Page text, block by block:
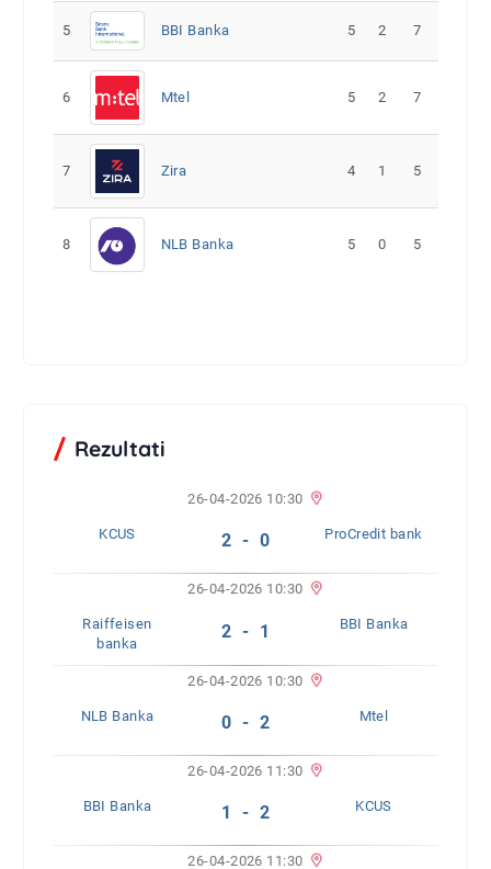
5 BBI Banka 5 2 7
6 Mtel 5 2 7
7 Zira 4 1 5
8 NLB Banka 5 0 5
Rezultati
26-04-2026 10:30
KCUS 2 - 0 ProCredit bank
26-04-2026 10:30
Raiffeisen
banka
2 - 1 BBI Banka
26-04-2026 10:30
NLB Banka 0 - 2 Mtel
26-04-2026 11:30
BBI Banka 1 - 2 KCUS
26-04-2026 11:30